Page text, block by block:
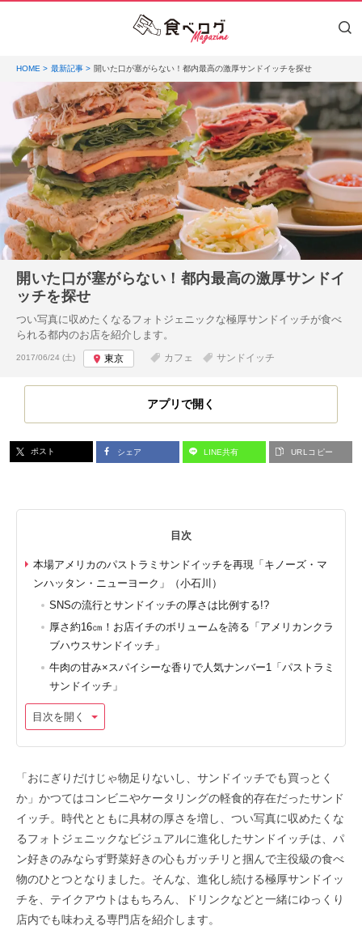
HOME 最新記事 開いた口が塞がらない！都内最高の激厚サンドイッチを探せ
開いた口が塞がらない！都内最高の激厚サンドイ
ッチを探せ
つい写真に収めたくなるフォトジェニックな極厚サンドイッチが食べ
られる都内のお店を紹介します。
投稿日:
2017/06/24 (土) 東京 カフェ サンドイッチ
アプリで開く
ポスト シェア LINE共有 URLコピー
目次
本場アメリカのパストラミサンドイッチを再現「キノーズ・マ
ンハッタン・ニューヨーク」（小石川）
SNSの流行とサンドイッチの厚さは比例する!?
厚さ約16㎝！お店イチのボリュームを誇る「アメリカンクラ
ブハウスサンドイッチ」
牛肉の甘み×スパイシーな香りで人気ナンバー1「パストラミ
サンドイッチ」
目次を開く
「おにぎりだけじゃ物足りないし、サンドイッチでも買っとく
か」かつてはコンビニやケータリングの軽食的存在だったサンド
イッチ。時代とともに具材の厚さを増し、つい写真に収めたくな
るフォトジェニックなビジュアルに進化したサンドイッチは、パ
ン好きのみならず野菜好きの心もガッチリと掴んで主役級の食べ
物のひとつとなりました。そんな、進化し続ける極厚サンドイッ
チを、テイクアウトはもちろん、ドリンクなどと一緒にゆっくり
店内でも味わえる専門店を紹介します。